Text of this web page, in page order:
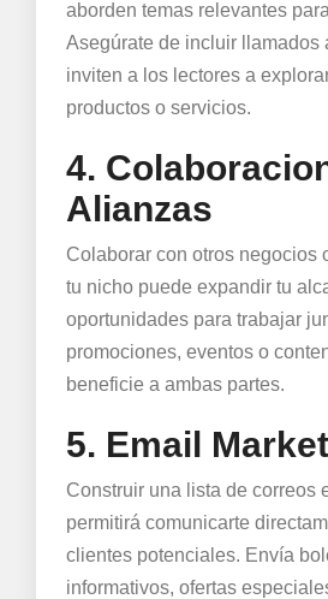
aborden temas relevantes
Asegúrate de incluir llamados
inviten a los lectores a
productos o servicios.
4.
Alianzas
Colaborar con otros negocios
tu nicho puede expandir tu
oportunidades para trabajar
promociones, eventos o
beneficie a ambas partes.
5. Email
Construir una lista de correos
permitirá comunicarte
clientes potenciales. Envía
informativos, ofertas